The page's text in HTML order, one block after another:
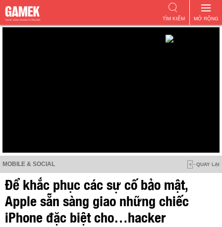
MỞ RỘNG
TÌM KIẾM
MOBILE & SOCIAL QUAY LẠI
Để khắc phục các sự cố bảo mật,
Apple sẵn sàng giao những chiếc
iPhone đặc biệt cho…hacker